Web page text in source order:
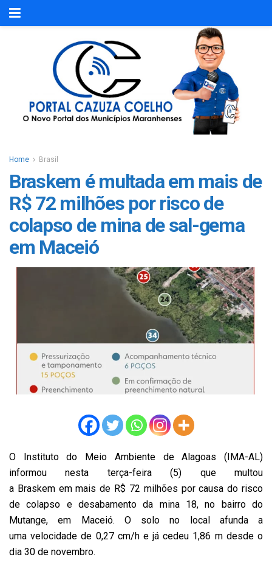
Home Brasil
Braskem é multada em mais de
R$ 72 milhões por risco de
colapso de mina de sal-gema
em Maceió
O Instituto do Meio Ambiente de Alagoas (IMA-AL)
informou nesta terça-feira (5) que multou
a Braskem em mais de R$ 72 milhões por causa do risco
de colapso e desabamento da mina 18, no bairro do
Mutange, em Maceió. O solo no local afunda a
uma velocidade de 0,27 cm/h e já cedeu 1,86 m desde o
dia 30 de novembro.